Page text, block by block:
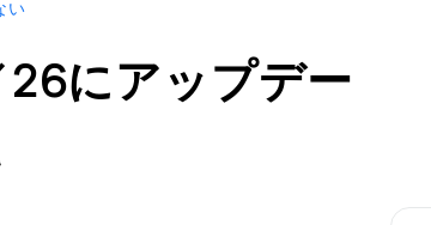
い
26にアップデー